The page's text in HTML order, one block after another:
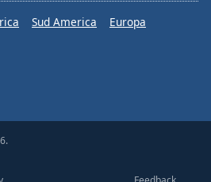
Sud America
Europa